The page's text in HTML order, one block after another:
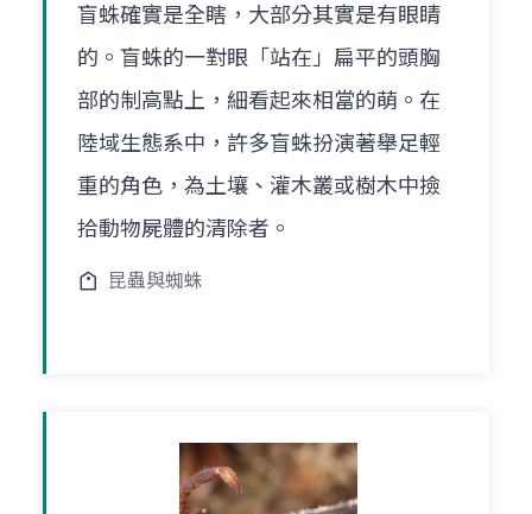
盲蛛確實是全瞎，大部分其實是有眼睛
的。盲蛛的一對眼「站在」扁平的頭胸
部的制高點上，細看起來相當的萌。在
陸域生態系中，許多盲蛛扮演著舉足輕
重的角色，為土壤、灌木叢或樹木中撿
拾動物屍體的清除者。
昆蟲與蜘蛛